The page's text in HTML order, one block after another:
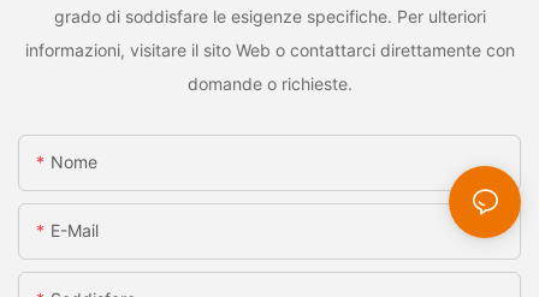
grado di soddisfare le esigenze specifiche. Per ulteriori
informazioni, visitare il sito Web o contattarci direttamente con
domande o richieste.
Nome
E-Mail